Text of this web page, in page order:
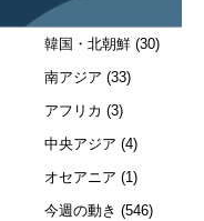
韓国・北朝鮮 (30)
南アジア (33)
アフリカ (3)
中央アジア (4)
オセアニア (1)
今週の動き (546)